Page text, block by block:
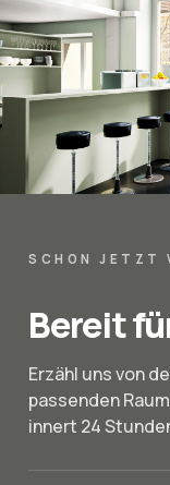
SCHON JETZT
Bereit
Erzähl uns von
passenden
innert 24